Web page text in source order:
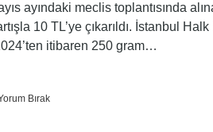
ayındaki meclis toplantısında
10 TL’ye çıkarıldı. İstanbul
itibaren 250 gram…
Bırak